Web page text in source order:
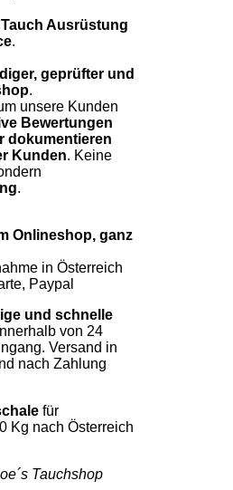
Ausrüstung
.
geprüfter und
.
unsere Kunden
Bewertungen
dokumentieren
Kunden. Keine
.
Onlineshop, ganz
in Österreich
Paypal
und schnelle
von 24
Versand in
nach Zahlung
für
Kg nach Österreich
Tauchshop